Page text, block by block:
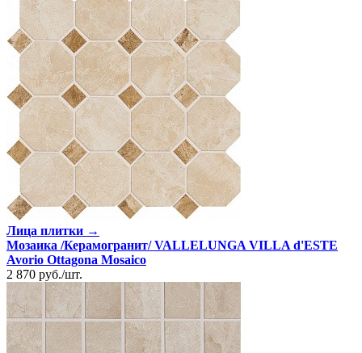
Лица плитки →
Мозаика /Керамогранит/ VALLELUNGA VILLA d'ESTE
Avorio Ottagona Mosaico
2 870 руб./шт.